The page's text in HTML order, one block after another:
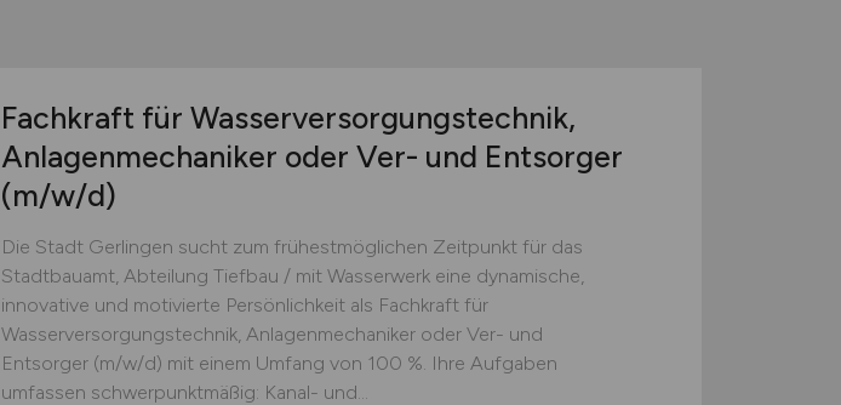
Fachkraft für Wasserversorgungstechnik,
Anlagenmechaniker oder Ver- und Entsorger
(m/w/d)
Die Stadt Gerlingen sucht zum frühestmöglichen Zeitpunkt für das
Stadtbauamt, Abteilung Tiefbau / mit Wasserwerk eine dynamische,
innovative und motivierte Persönlichkeit als Fachkraft für
Wasserversorgungstechnik, Anlagenmechaniker oder Ver- und
Entsorger (m/w/d) mit einem Umfang von 100 %. Ihre Aufgaben
umfassen schwerpunktmäßig: Kanal- und...